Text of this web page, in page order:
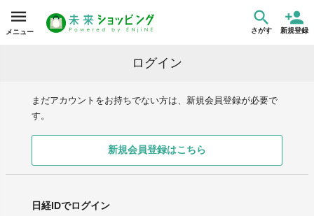
メニュー さがす 新規登録
ログイン
まだアカウントをお持ちでない方は、新規会員登録が必要で
す。
新規会員登録はこちら
日経IDでログイン